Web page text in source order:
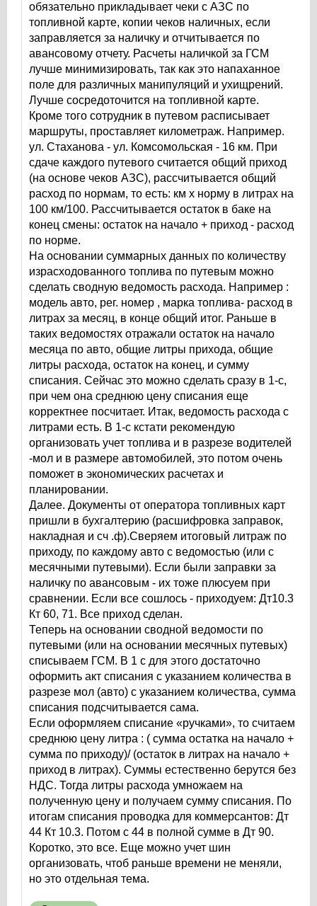
обязательно прикладывает чеки с АЗС по
топливной карте, копии чеков наличных, если
заправляется за наличку и отчитывается по
авансовому отчету. Расчеты наличкой за ГСМ
лучше минимизировать, так как это напаханное
поле для различных манипуляций и ухищрений.
Лучше сосредоточится на топливной карте.
Кроме того сотрудник в путевом расписывает
маршруты, проставляет километраж. Например.
ул. Стаханова - ул. Комсомольская - 16 км. При
сдаче каждого путевого считается общий приход
(на основе чеков АЗС), рассчитывается общий
расход по нормам, то есть: км х норму в литрах на
100 км/100. Рассчитывается остаток в баке на
конец смены: остаток на начало + приход - расход
по норме.
На основании суммарных данных по количеству
израсходованного топлива по путевым можно
сделать сводную ведомость расхода. Например :
модель авто, рег. номер , марка топлива- расход в
литрах за месяц, в конце общий итог. Раньше в
таких ведомостях отражали остаток на начало
месяца по авто, общие литры прихода, общие
литры расхода, остаток на конец, и сумму
списания. Сейчас это можно сделать сразу в 1-с,
при чем она среднюю цену списания еще
корректнее посчитает. Итак, ведомость расхода с
литрами есть. В 1-с кстати рекомендую
организовать учет топлива и в разрезе водителей
-мол и в размере автомобилей, это потом очень
поможет в экономических расчетах и
планировании.
Далее. Документы от оператора топливных карт
пришли в бухгалтерию (расшифровка заправок,
накладная и сч .ф).Сверяем итоговый литраж по
приходу, по каждому авто с ведомостью (или с
месячными путевыми). Если были заправки за
наличку по авансовым - их тоже плюсуем при
сравнении. Если все сошлось - приходуем: Дт10.3
Кт 60, 71. Все приход сделан.
Теперь на основании сводной ведомости по
путевыми (или на основании месячных путевых)
списываем ГСМ. В 1 с для этого достаточно
оформить акт списания с указанием количества в
разрезе мол (авто) с указанием количества, сумма
списания подсчитывается сама.
Если оформляем списание «ручками», то считаем
среднюю цену литра : ( сумма остатка на начало +
сумма по приходу)/ (остаток в литрах на начало +
приход в литрах). Суммы естественно берутся без
НДС. Тогда литры расхода умножаем на
полученную цену и получаем сумму списания. По
итогам списания проводка для коммерсантов: Дт
44 Кт 10.3. Потом с 44 в полной сумме в Дт 90.
Коротко, это все. Еще можно учет шин
организовать, чтоб раньше времени не меняли,
но это отдельная тема.